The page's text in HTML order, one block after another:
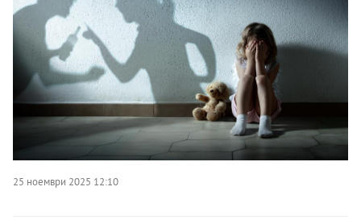
25 ноември 2025 12:10